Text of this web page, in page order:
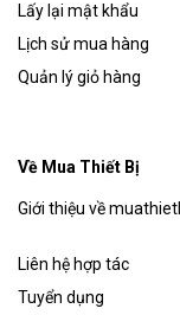
Lấy lại mật khẩu
Lịch sử mua hàng
Quản lý giỏ hàng
Về Mua Thiết Bị
Giới thiệu về
Liên hệ hợp tác
Tuyển dụng